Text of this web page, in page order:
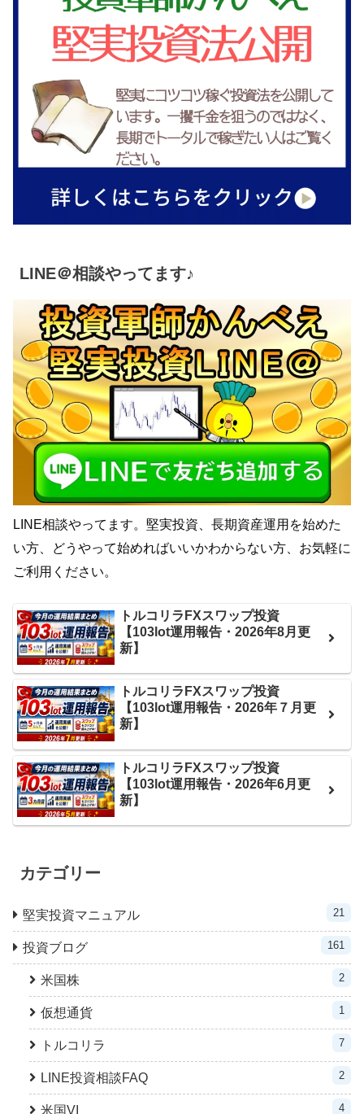
LINE＠相談やってます♪
LINE相談やってます。堅実投資、長期資産運用を始めた
い方、どうやって始めればいいかわからない方、お気軽に
ご利用ください。
トルコリラFXスワップ投資
【103lot運用報告・2026年8月更
新】
トルコリラFXスワップ投資
【103lot運用報告・2026年７月更
新】
トルコリラFXスワップ投資
【103lot運用報告・2026年6月更
新】
カテゴリー
堅実投資マニュアル 21
投資ブログ 161
米国株 2
仮想通貨 1
トルコリラ 7
LINE投資相談FAQ 2
米国VI 4